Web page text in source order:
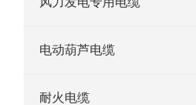
电动葫芦电缆
耐火电缆